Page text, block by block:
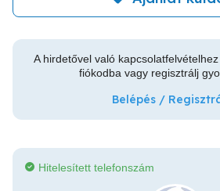
A hirdetővel való
fiókodba vagy regisztrálj
Belépés /
Hitelesített telefonszám